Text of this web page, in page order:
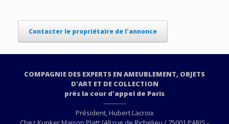
Contacter le propriétaire de l'annonce
COMPAGNIE DES EXPERTS EN AMEUBLEMENT, OBJETS
D'ART ET DE COLLECTION
près la cour d'appel de Paris
-----------
Président, Hubert Lacroix